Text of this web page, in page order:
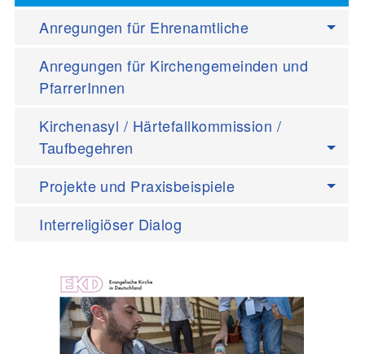
Anregungen für Ehrenamtliche
Anregungen für Kirchengemeinden und
PfarrerInnen
Kirchenasyl / Härtefallkommission /
Taufbegehren
Projekte und Praxisbeispiele
Interreligiöser Dialog